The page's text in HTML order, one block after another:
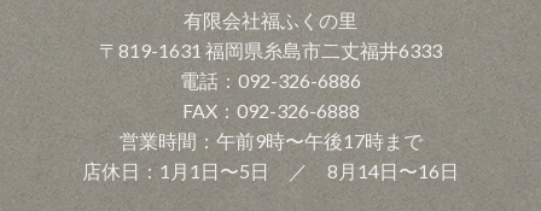
有限会社福ふくの里
〒819-1631 福岡県糸島市二丈福井6333
電話：092-326-6886
FAX：092-326-6888
営業時間：午前9時〜午後17時まで
店休日：1月1日〜5日 ／ 8月14日〜16日